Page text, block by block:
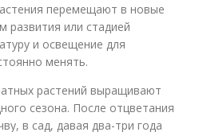
перемещают в новые
развития или стадией
и освещение для
менять.
растений выращивают
сезона. После отцветания
в сад, давая два-три года